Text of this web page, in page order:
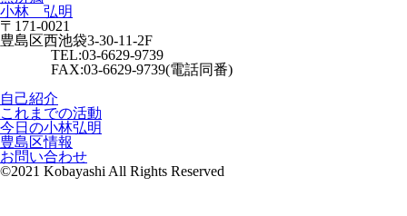
小林 弘明
〒171-0021
豊島区西池袋3-30-11-2F
TEL:03-6629-9739
FAX:03-6629-9739(電話同番)
自己紹介
これまでの活動
今日の小林弘明
豊島区情報
お問い合わせ
©2021 Kobayashi All Rights Reserved